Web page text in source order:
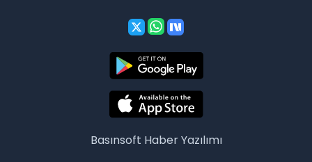
Basınsoft Haber Yazılımı